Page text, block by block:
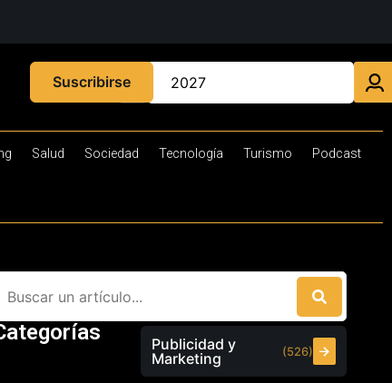
Suscribirse
Salud Sociedad Tecnología Turismo Podcast
Publicidad y
Marketing
(526)